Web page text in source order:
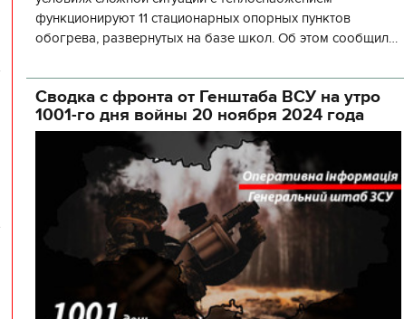
функционируют 11 стационарных опорных пунктов
обогрева, развернутых на базе школ. Об этом сообщил
государственной а
Сводка с фронта от Генштаба ВСУ на утро
1001-го дня войны 20 ноября 2024 года